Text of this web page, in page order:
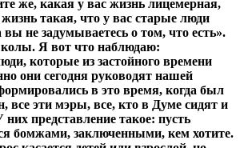
же, какая у вас жизнь лицемерная,
жизнь такая, что у вас старые люди
вы не задумываетесь о том, что есть».
Я вот что наблюдаю:
которые из застойного времени
они сегодня руководят нашей
в это время, когда был
все эти мэры, все, кто в Думе сидят и
представление такое: пусть
бомжами, заключенными, кем хотите.